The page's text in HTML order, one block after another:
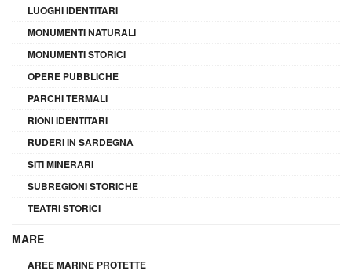
LUOGHI IDENTITARI
MONUMENTI NATURALI
MONUMENTI STORICI
OPERE PUBBLICHE
PARCHI TERMALI
RIONI IDENTITARI
RUDERI IN SARDEGNA
SITI MINERARI
SUBREGIONI STORICHE
TEATRI STORICI
MARE
AREE MARINE PROTETTE